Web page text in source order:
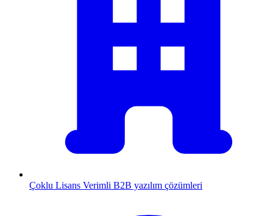
Çoklu Lisans Verimli B2B yazılım çözümleri